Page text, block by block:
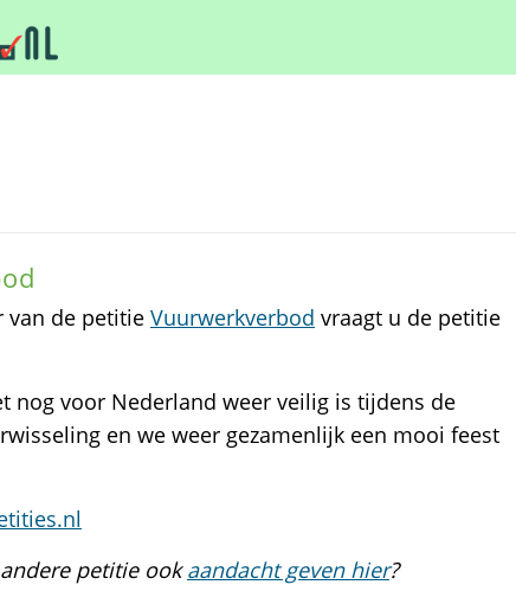
van de petitie Vuurwerkverbod vraagt u de petitie
nog voor Nederland weer veilig is tijdens de
en we weer gezamenlijk een mooi feest
petitie ookaandacht geven hier?